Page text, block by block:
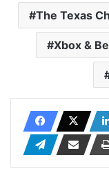
The Texas
Xbox &